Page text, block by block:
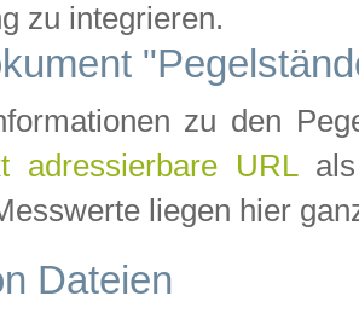
zu integrieren.
zu den
adressierbare URLals
liegen hier
Dateien